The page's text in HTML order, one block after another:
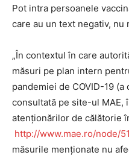
Pot intra persoanele
care au un text negativ, nu
„În contextul în care
măsuri pe plan intern
pandemiei de COVID-19
consultată pe site-ul MAE,
atenţionărilor de călătorie
http://www.mae.ro/node/
măsurile menţionate nu